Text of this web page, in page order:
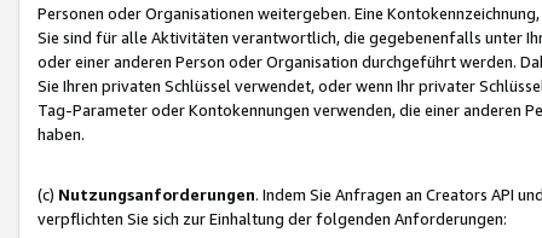
Personen oder Organisationen weitergeben. Eine
Sie sind für alle Aktivitäten verantwortlich, die gegebenenfalls unter
oder einer anderen Person oder Organisation durchgeführt werden.
Sie Ihren privaten Schlüssel verwendet, oder wenn Ihr privater
Tag-Parameter oder Kontokennungen verwenden, die einer anderen
haben.
(c) Nutzungsanforderungen. Indem Sie Anfragen an Creators API
verpflichten Sie sich zur Einhaltung der folgenden Anforderungen: